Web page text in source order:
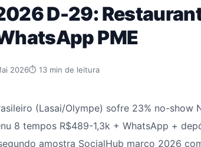
D-29:
PME
2026⏱ 13 min de leitura
(Lasai/Olympe) sofre 23% no-show
8 tempos R$489-1,3k + WhatsApp +
amostra SocialHub março 2026